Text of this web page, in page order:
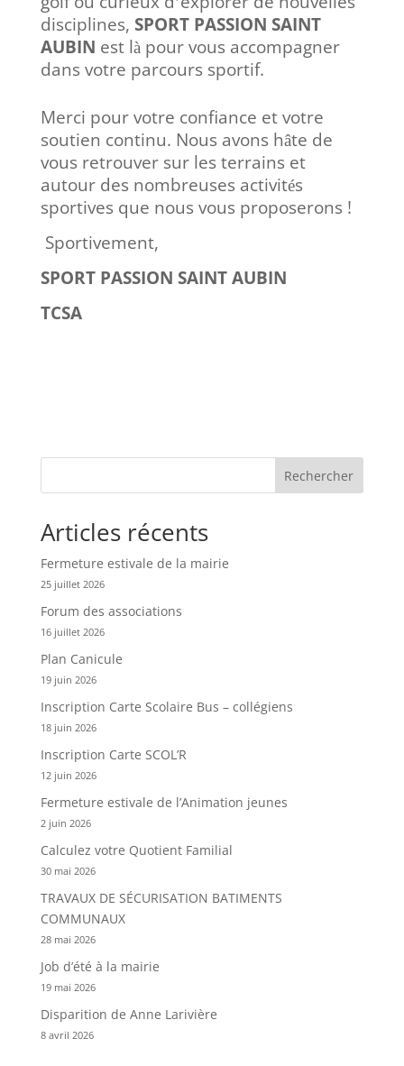
disciplines, SPORT PASSION SAINT
AUBIN est làpour vous accompagner
dans votre parcours sportif.
Merci pour votre confiance et votre
soutien continu. Nous avons hâte de
vous retrouver sur les terrains et
autour des nombreuses activités
sportives que nous vous proposerons !
Sportivement,
SPORT PASSION SAINT AUBIN
TCSA
Rechercher
Articles récents
Fermeture estivale de la mairie
25 juillet 2026
Forum des associations
16 juillet 2026
Plan Canicule
19 juin 2026
Inscription Carte Scolaire Bus – collégiens
18 juin 2026
Inscription Carte SCOL’R
12 juin 2026
Fermeture estivale de l’Animation jeunes
2 juin 2026
Calculez votre Quotient Familial
30 mai 2026
TRAVAUX DE SÉCURISATION BATIMENTS
COMMUNAUX
28 mai 2026
Job d’été à la mairie
19 mai 2026
Disparition de Anne Larivière
8 avril 2026